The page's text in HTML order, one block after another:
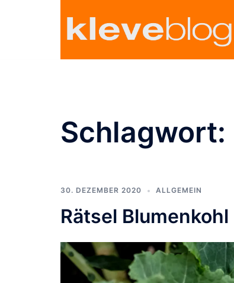
Schlagwort:
30. DEZEMBER 2020 ALLGEMEIN
Rätsel Blumenkohl